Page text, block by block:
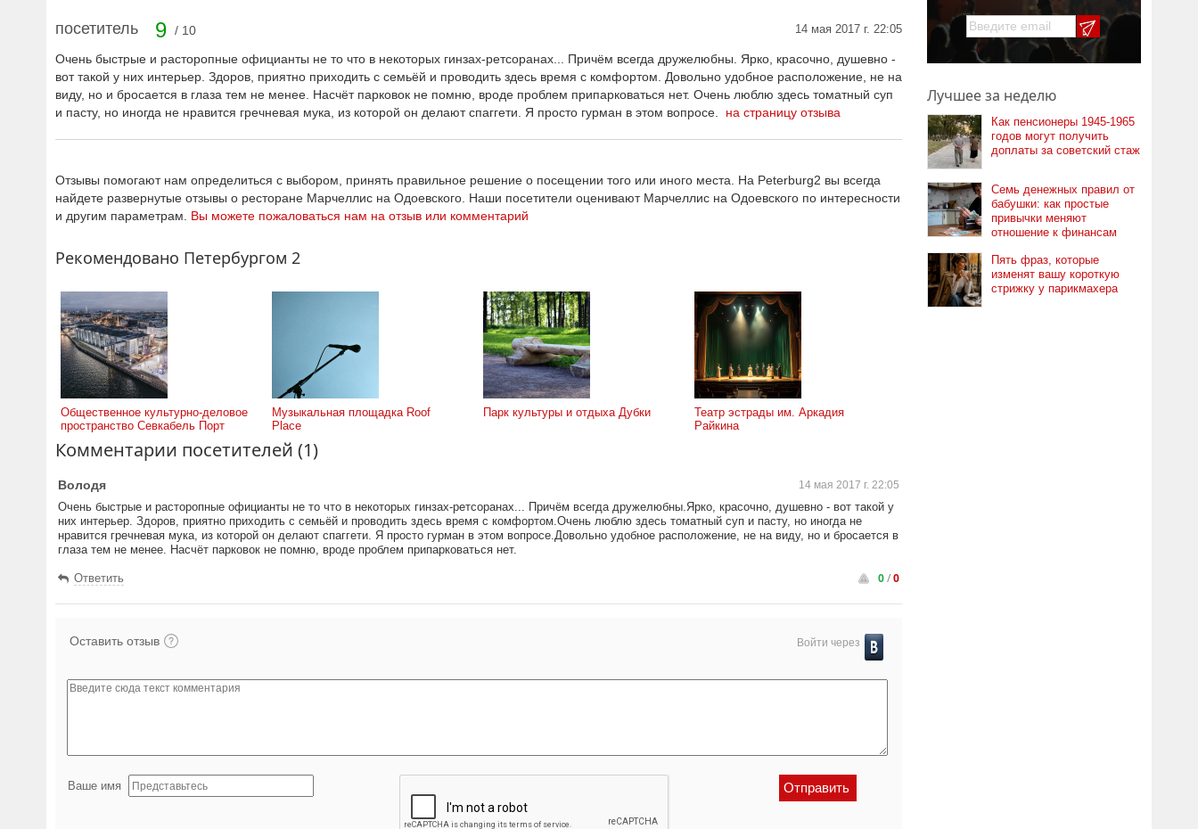
посетитель 9 / 10 14 мая 2017 г. 22:05
Очень быстрые и расторопные официанты не то что в некоторых гинзах-ретсоранах... Причём всегда дружелюбны. Ярко, красочно, душевно -
вот такой у них интерьер. Здоров, приятно приходить с семьёй и проводить здесь время с комфортом. Довольно удобное расположение, не на
виду, но и бросается в глаза тем не менее. Насчёт парковок не помню, вроде проблем припарковаться нет. Очень люблю здесь томатный суп
и пасту, но иногда не нравится гречневая мука, из которой он делают спаггети. Я просто гурман в этом вопросе. на страницу отзыва
Отзывы помогают нам определиться с выбором, принять правильное решение о посещении того или иного места. На Peterburg2 вы всегда
найдете развернутые отзывы о ресторане Марчеллис на Одоевского. Наши посетители оценивают Марчеллис на Одоевского по интересности
и другим параметрам. Вы можете пожаловаться нам на отзыв или комментарий
Рекомендовано Петербургом 2
Общественное культурно-деловое
пространство Севкабель Порт
Музыкальная площадка Roof
Place
Парк культуры и отдыха Дубки
Театр эстрады им. Аркадия
Райкина
Комментарии посетителей (1)
Володя 14 мая 2017 г. 22:05
Очень быстрые и расторопные официанты не то что в некоторых гинзах-ретсоранах... Причём всегда дружелюбны.Ярко, красочно, душевно - вот такой у
них интерьер. Здоров, приятно приходить с семьёй и проводить здесь время с комфортом.Очень люблю здесь томатный суп и пасту, но иногда не
нравится гречневая мука, из которой он делают спаггети. Я просто гурман в этом вопросе.Довольно удобное расположение, не на виду, но и бросается в
глаза тем не менее. Насчёт парковок не помню, вроде проблем припарковаться нет.
Ответить 0/0
Оставить отзыв Войти через
Ваше имя
Лучшее за неделю
Как пенсионеры 1945-1965
годов могут получить
доплаты за советский стаж
Семь денежных правил от
бабушки: как простые
привычки меняют
отношение к финансам
Пять фраз, которые
изменят вашу короткую
стрижку у парикмахера